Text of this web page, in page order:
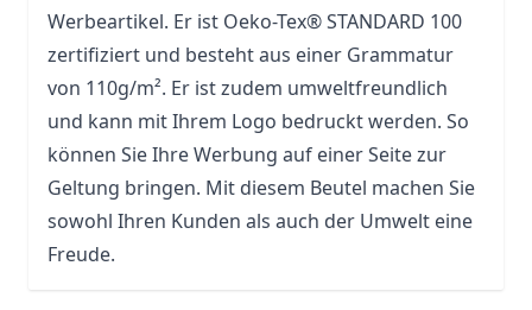
Werbeartikel. Er ist Oeko-Tex® STANDARD 100
zertifiziert und besteht aus einer Grammatur
von 110g/m². Er ist zudem umweltfreundlich
und kann mit Ihrem Logo bedruckt werden. So
können Sie Ihre Werbung auf einer Seite zur
Geltung bringen. Mit diesem Beutel machen Sie
sowohl Ihren Kunden als auch der Umwelt eine
Freude.